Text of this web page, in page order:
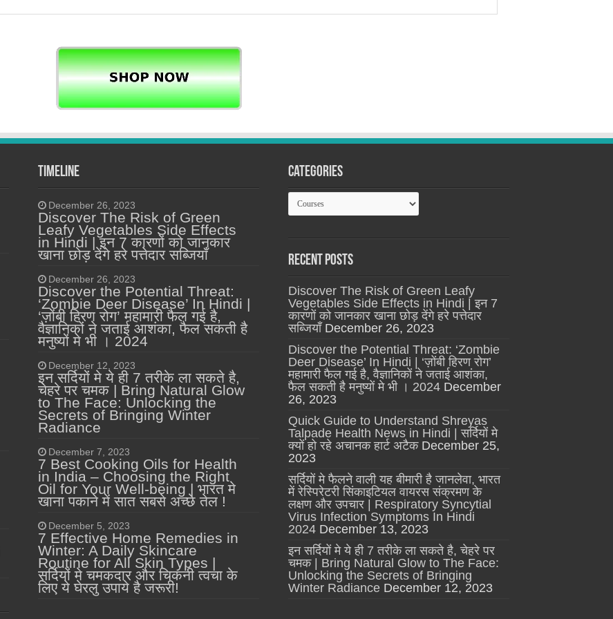
Timeline
December 26, 2023
Discover The Risk of Green
Leafy Vegetables Side Effects
in Hindi | इन 7 कारणों को जानकार
खाना छोड़ देंगे हरे पत्तेदार सब्जियाँ
December 26, 2023
Discover the Potential Threat:
‘Zombie Deer Disease’ In Hindi |
‘ज़ोंबी हिरण रोग’ महामारी फैल गई है,
वैज्ञानिकों ने जताई आशंका, फैल सकती है
मनुष्यों मे भी । 2024
December 12, 2023
इन सर्दियों मे ये ही 7 तरीके ला सकते है,
चेहरे पर चमक | Bring Natural Glow
to The Face: Unlocking the
Secrets of Bringing Winter
Radiance
December 7, 2023
7 Best Cooking Oils for Health
in India – Choosing the Right
Oil for Your Well-being | भारत मे
खाना पकाने में सात सबसे अच्छे तेल !
December 5, 2023
7 Effective Home Remedies in
Winter: A Daily Skincare
Routine for All Skin Types |
सर्दियों मे चमकदार और चिकनी त्वचा के
लिए ये घेरलु उपाये है जरूरी!
Categories
Categories
Recent Posts
Discover The Risk of Green Leafy
Vegetables Side Effects in Hindi | इन 7
कारणों को जानकार खाना छोड़ देंगे हरे पत्तेदार
सब्जियाँ December 26, 2023
Discover the Potential Threat: ‘Zombie
Deer Disease’ In Hindi | ‘ज़ोंबी हिरण रोग’
महामारी फैल गई है, वैज्ञानिकों ने जताई आशंका,
फैल सकती है मनुष्यों मे भी । 2024 December
26, 2023
Quick Guide to Understand Shreyas
Talpade Health News in Hindi | सर्दियों मे
क्यों हो रहे अचानक हार्ट अटैक December 25,
2023
सर्दियों मे फैलने वाली यह बीमारी है जानलेवा, भारत
में रेस्पिरेटरी सिंकाइटियल वायरस संक्रमण के
लक्षण और उपचार | Respiratory Syncytial
Virus Infection Symptoms In Hindi
2024 December 13, 2023
इन सर्दियों मे ये ही 7 तरीके ला सकते है, चेहरे पर
चमक | Bring Natural Glow to The Face:
Unlocking the Secrets of Bringing
Winter Radiance December 12, 2023